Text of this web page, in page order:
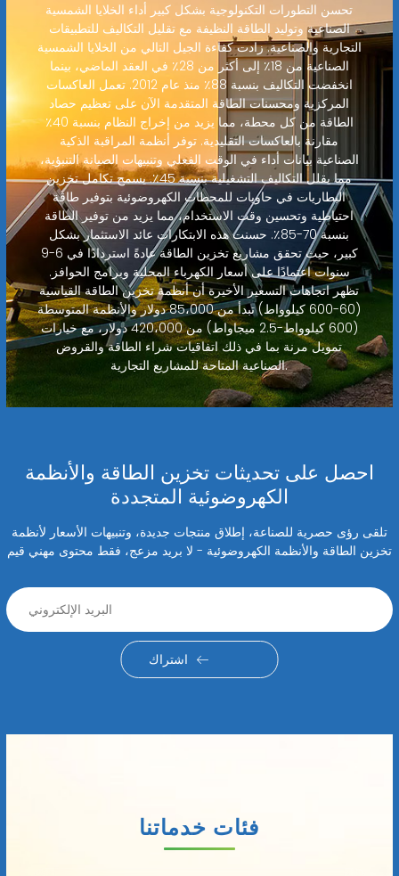
تحسن التطورات التكنولوجية بشكل كبير أداء الخلايا الشمسية
الصناعية وتوليد الطاقة النظيفة مع تقليل التكاليف للتطبيقات
التجارية والصناعية. زادت كفاءة الجيل التالي من الخلايا الشمسية
الصناعية من 18٪ إلى أكثر من 28٪ في العقد الماضي، بينما
انخفضت التكاليف بنسبة 88٪ منذ عام 2012. تعمل العاكسات
المركزية ومحسنات الطاقة المتقدمة الآن على تعظيم حصاد
الطاقة من كل محطة، مما يزيد من إخراج النظام بنسبة 40٪
مقارنة بالعاكسات التقليدية. توفر أنظمة المراقبة الذكية
الصناعية بيانات أداء في الوقت الفعلي وتنبيهات الصيانة التنبؤية،
مما يقلل التكاليف التشغيلية بنسبة 45٪. يسمح تكامل تخزين
البطاريات في حاويات للمحطات الكهروضوئية بتوفير طاقة
احتياطية وتحسين وقت الاستخدام، مما يزيد من توفير الطاقة
بنسبة 70-85٪. حسنت هذه الابتكارات عائد الاستثمار بشكل
كبير، حيث تحقق مشاريع تخزين الطاقة عادةً استردادًا في 6-9
سنوات اعتمادًا على أسعار الكهرباء المحلية وبرامج الحوافز.
تظهر اتجاهات التسعير الأخيرة أن أنظمة تخزين الطاقة القياسية
(60-600 كيلوواط) تبدأ من 85،000 دولار والأنظمة المتوسطة
(600 كيلوواط-2.5 ميجاواط) من 420،000 دولار، مع خيارات
تمويل مرنة بما في ذلك اتفاقيات شراء الطاقة والقروض
الصناعية المتاحة للمشاريع التجارية.
احصل على تحديثات تخزين الطاقة والأنظمة
الكهروضوئية المتجددة
تلقى رؤى حصرية للصناعة، إطلاق منتجات جديدة، وتنبيهات الأسعار لأنظمة
تخزين الطاقة والأنظمة الكهروضوئية - لا بريد مزعج، فقط محتوى مهني قيم
اشتراك
فئات خدماتنا